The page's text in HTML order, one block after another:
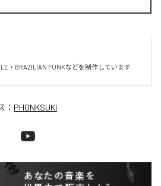
・BRAZILIAN FUNKなどを制作しています
： PHONKSUKI